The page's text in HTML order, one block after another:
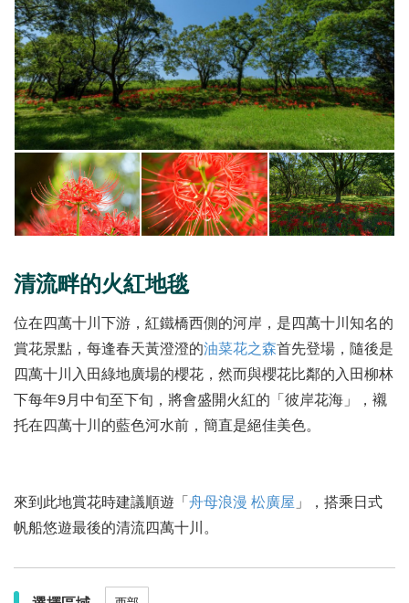
清流畔的火紅地毯
位在四萬十川下游，紅鐵橋西側的河岸，是四萬十川知名的
賞花景點，每逢春天黃澄澄的油菜花之森首先登場，隨後是
四萬十川入田綠地廣場的櫻花，然而與櫻花比鄰的入田柳林
下每年9月中旬至下旬，將會盛開火紅的「彼岸花海」，襯
托在四萬十川的藍色河水前，簡直是絕佳美色。
來到此地賞花時建議順遊「舟母浪漫 松廣屋 」，搭乘日式
帆船悠遊最後的清流四萬十川。